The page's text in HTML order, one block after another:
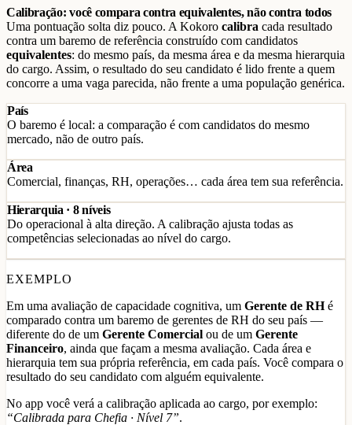
Calibração: você compara contra equivalentes, não contra todos
Uma pontuação solta diz pouco. A Kokoro calibra cada resultado
contra um baremo de referência construído com candidatos
equivalentes: do mesmo país, da mesma área e da mesma hierarquia
do cargo. Assim, o resultado do seu candidato é lido frente a quem
concorre a uma vaga parecida, não frente a uma população genérica.
País
O baremo é local: a comparação é com candidatos do mesmo
mercado, não de outro país.
Área
Comercial, finanças, RH, operações… cada área tem sua referência.
Hierarquia · 8 níveis
Do operacional à alta direção. A calibração ajusta todas as
competências selecionadas ao nível do cargo.
EXEMPLO
Em uma avaliação de capacidade cognitiva, um Gerente de RHé
comparado contra um baremo de gerentes de RH do seu país —
diferente do de um Gerente Comercial ou de um Gerente
Financeiro, ainda que façam a mesma avaliação. Cada área e
hierarquia tem sua própria referência, em cada país. Você compara o
resultado do seu candidato com alguém equivalente.
No app você verá a calibração aplicada ao cargo, por exemplo:
“Calibrada para Chefia · Nível 7”.